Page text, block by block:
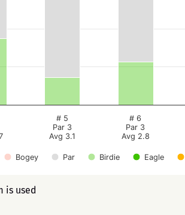
Bogey Par Birdie Eagle
# 5
Par 3
Avg 3.1
# 6
Par 3
Avg 2.8
is used